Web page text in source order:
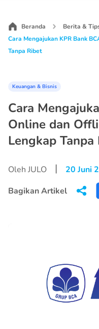
Beranda
Berita &
Cara Mengajukan KPR Bank
Tanpa Ribet
Keuangan & Bisnis
Cara
Online dan
Lengkap Tanpa
Oleh JULO |
20 Juni
Bagikan Artikel